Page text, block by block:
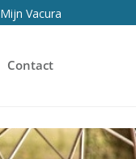
Mijn Vacura
Contact